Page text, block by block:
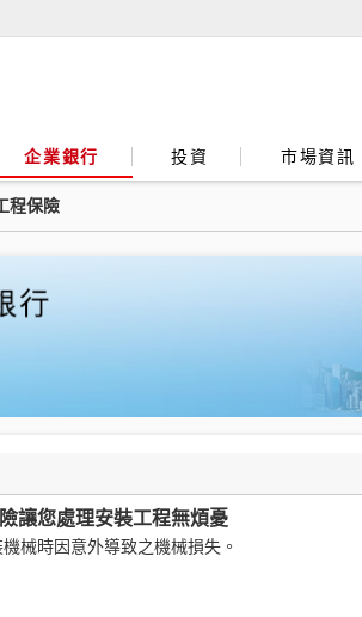
企業銀行 投資 市場資訊
程保險
讓您處理安裝工程無煩憂
械時因意外導致之機械損失。